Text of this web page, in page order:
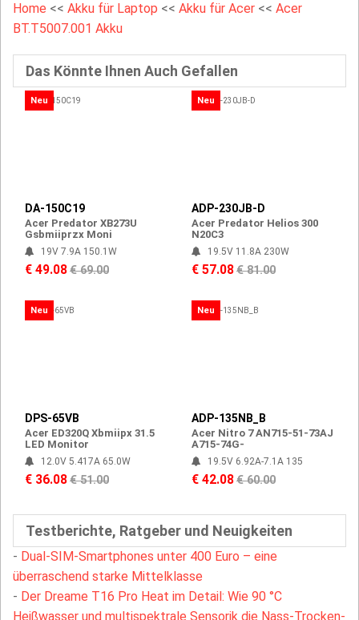
Home << Akku für Laptop << Akku für Acer << Acer
BT.T5007.001 Akku
Das Könnte Ihnen Auch Gefallen
Neu
DA-150C19
Acer Predator XB273U
Gsbmiiprzx Moni
19V 7.9A 150.1W
€ 49.08€ 69.00
Neu
ADP-230JB-D
Acer Predator Helios 300
N20C3
19.5V 11.8A 230W
€ 57.08€ 81.00
Neu
DPS-65VB
Acer ED320Q Xbmiipx 31.5
LED Monitor
12.0V 5.417A 65.0W
€ 36.08€ 51.00
Neu
ADP-135NB_B
Acer Nitro 7 AN715-51-73AJ
A715-74G-
19.5V 6.92A-7.1A 135
€ 42.08€ 60.00
Testberichte, Ratgeber und Neuigkeiten
- Dual-SIM-Smartphones unter 400 Euro – eine
überraschend starke Mittelklasse
- Der Dreame T16 Pro Heat im Detail: Wie 90 °C
Heißwasser und multispektrale Sensorik die Nass-Trocken-